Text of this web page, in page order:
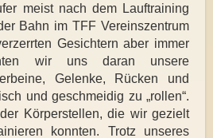
meist nach dem Lauftraining
Bahn im TFF Vereinszentrum
Gesichtern aber immer
wir uns daran unsere
Gelenke, Rücken und
und geschmeidig zu „rollen“.
Körperstellen, die wir gezielt
konnten. Trotz unseres